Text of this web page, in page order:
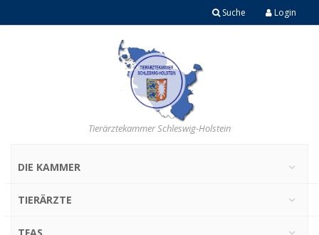
Login
Suche
Tierärztekammer Schleswig-Holstein
DIE KAMMER
TIERÄRZTE
TFAS